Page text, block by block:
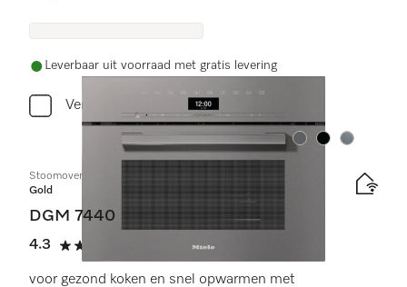
Leverbaar uit voorraad met gratis levering
Vergelijken
Kleur:Kleur:Kleur:
Stoomoven met magnetron
Gold
DGM 7440
4.3
4.3 sterren op 5
(3 beoordelingen)
voor gezond koken en snel opwarmen met